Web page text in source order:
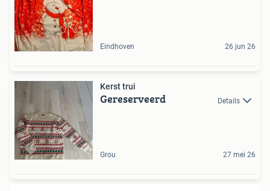
Eindhoven 26 jun 26
Kerst trui
Gereserveerd Details
Grou 27 mei 26